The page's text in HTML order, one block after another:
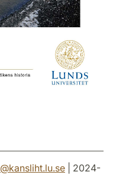
@kansliht.lu.se | 2024-